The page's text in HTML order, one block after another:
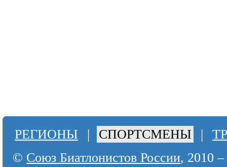
РЕГИОНЫ | СПОРТСМЕНЫ |
© Союз Биатлонистов России, 2010